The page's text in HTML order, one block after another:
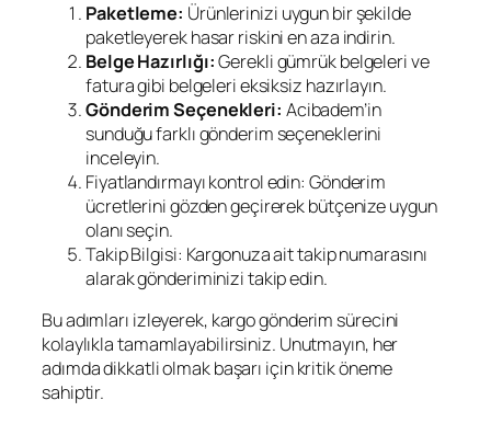
Paketleme: Ürünlerinizi uygun bir şekilde
paketleyerek hasar riskini en aza indirin.
Belge Hazırlığı:Gerekli gümrük belgeleri ve
fatura gibi belgeleri eksiksiz hazırlayın.
Gönderim Seçenekleri: Acibadem’in
sunduğu farklı gönderim seçeneklerini
inceleyin.
Fiyatlandırmayı kontrol edin: Gönderim
ücretlerini gözden geçirerek bütçenize uygun
olanı seçin.
Takip Bilgisi: Kargonuza ait takip numarasını
alarak gönderiminizi takip edin.
Bu adımları izleyerek, kargo gönderim sürecini
kolaylıkla tamamlayabilirsiniz. Unutmayın, her
adımda dikkatli olmak başarı için kritik öneme
sahiptir.